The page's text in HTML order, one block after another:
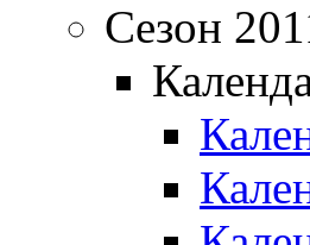
Сезон